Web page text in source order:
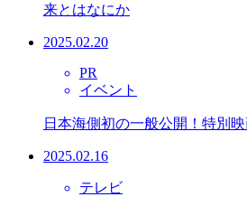
来とはなにか
2025.02.20
PR
イベント
日本海側初の一般公開！特別映
2025.02.16
テレビ